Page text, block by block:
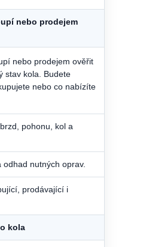
nebo prodejem
nebo prodejem ověřit
stav kola. Budete
nebo co nabízíte
pohonu, kol a
nutných oprav.
prodávající i
kola